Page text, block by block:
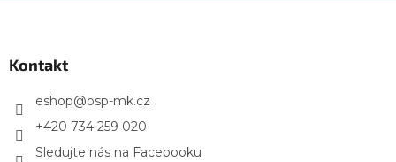
Kontakt
eshop@osp-mk.cz
+420 734 259 020
Sledujte nás na Facebooku